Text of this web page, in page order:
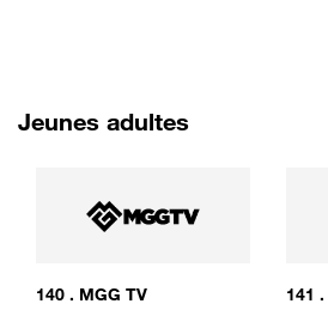
Jeunes adultes
140 . MGG TV 141 .